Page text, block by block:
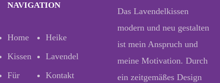
NAVIGATION
Home
Heike
Kissen
Lavendel
Für
Kontakt
Das Lavendelkissen
modern und neu gestalten
ist mein Anspruch und
meine Motivation. Durch
ein zeitgemäßes Design